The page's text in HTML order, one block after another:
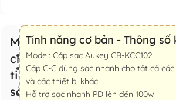
Mô tả
chi
tiết
sản
Tính năng cơ bản - Thông số
Model: Cáp sạc Aukey CB-KCC102
Cáp C-C dùng sạc nhanh cho tất cả
và các thiết bị khác
Hỗ trợ sạc nhanh PD lên đến 100w